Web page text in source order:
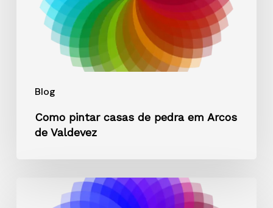
Blog
Arcos
Valdevez
Como pintar casas de pedra em Arcos
de Valdevez